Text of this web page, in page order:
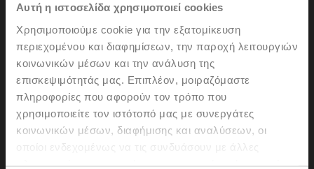
Αυτή η ιστοσελίδα χρησιμοποιεί cookies
Χρησιμοποιούμε cookie για την εξατομίκευση
περιεχομένου και διαφημίσεων, την παροχή λειτουργιών
κοινωνικών μέσων και την ανάλυση της
επισκεψιμότητάς μας. Επιπλέον, μοιραζόμαστε
πληροφορίες που αφορούν τον τρόπο που
χρησιμοποιείτε τον ιστότοπό μας με συνεργάτες
κοινωνικών μέσων, διαφήμισης και αναλύσεων, οι
AV8-25
Shaft extension 240 mm ø20 mm for damper shaft
ø8...22.7 mm